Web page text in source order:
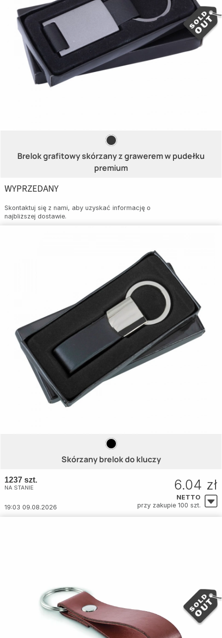
Brelok grafitowy skórzany z grawerem w pudełku
premium
WYPRZEDANY
Skontaktuj się z nami, aby uzyskać informację o
najbliższej dostawie.
Skórzany brelok do kluczy
1237 szt.
NA STANIE
19:03 09.08.2026
6.04 zł
NETTO
przy zakupie 100 szt.